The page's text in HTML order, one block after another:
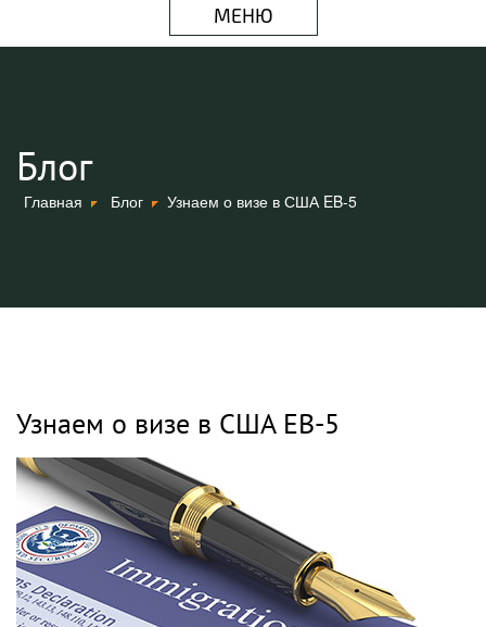
МЕНЮ
Блог
Главная Блог Узнаем о визе в США EB-5
Узнаем о визе в США EB-5